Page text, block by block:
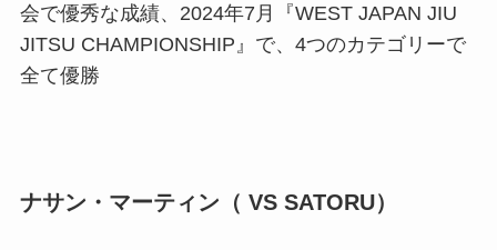
会で優秀な成績、2024年7月『WEST JAPAN JIU
JITSU CHAMPIONSHIP』で、4つのカテゴリーで
全て優勝
ナサン・マーティン（ VS SATORU）